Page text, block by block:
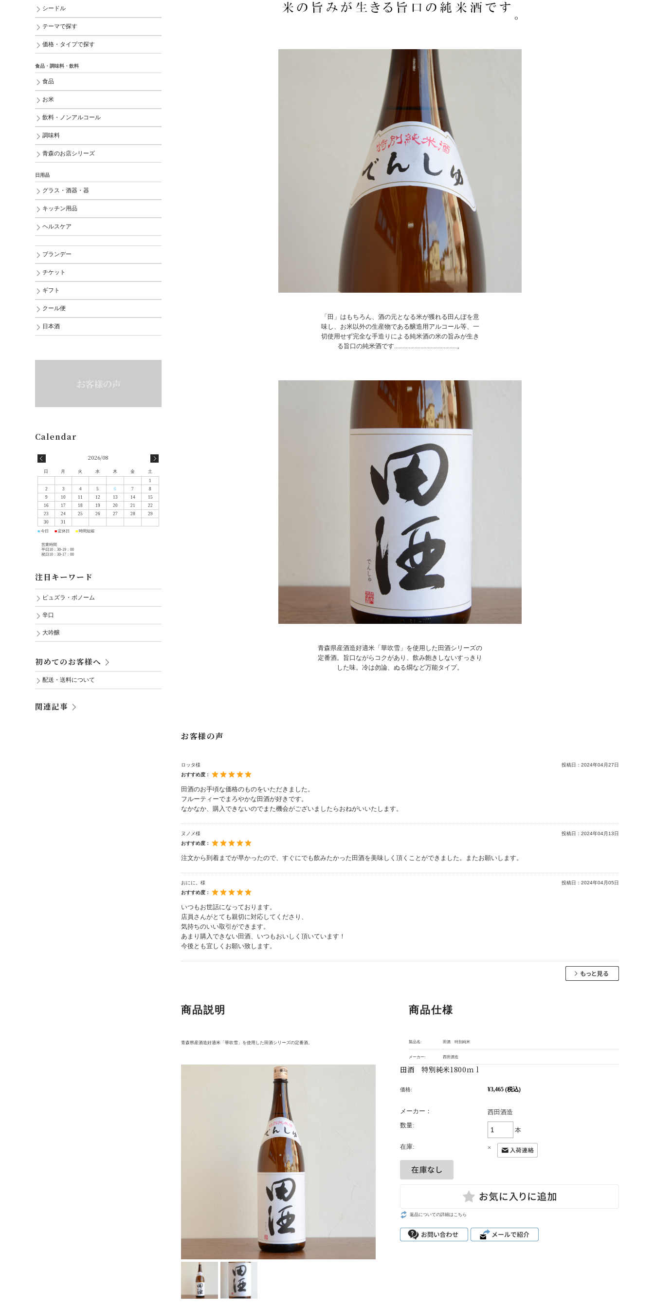
「田」はもちろん、酒の元となる米が獲れる田んぼを意
味し、お米以外の生産物である醸造用アルコール等、一
切使用せず完全な手造りによる純米酒の米の旨みが生き
る旨口の純米酒です...........................................。
青森県産酒造好適米「華吹雪」を使用した田酒シリーズの
定番酒。旨口ながらコクがあり、飲み飽きしないすっきり
した味。冷は勿論、ぬる燗など万能タイプ。
お客様の声
ロッタ様 投稿日： 2024年04月27日
おすすめ度：
田酒のお手頃な価格のものをいただきました。
フルーティーでまろやかな田酒が好きです。
なかなか、購入できないのでまた機会がございましたらおねがいいたします。
ヌノメ様 投稿日： 2024年04月13日
おすすめ度：
注文から到着までが早かったので、すぐにでも飲みたかった田酒を美味しく頂くことができました。またお願いします。
おにに。様 投稿日： 2024年04月05日
おすすめ度：
いつもお世話になっております。
店員さんがとても親切に対応してくださり、
気持ちのいい取引ができます。
あまり購入できない田酒、いつもおいしく頂いています！
今後とも宜しくお願い致します。
商品説明
青森県産酒造好適米「華吹雪」を使用した田酒シリーズの定番酒。
商品仕様
製品名: 田酒 特別純米
メーカー: 西田酒造
田酒 特別純米1800ｍｌ
価格: ¥3,465 (税込)
メーカー：
西田酒造
数量:
本
在庫: ×
返品についての詳細はこちら
シードル
テーマで探す
価格・タイプで探す
食品・調味料・飲料
食品
お米
飲料・ノンアルコール
調味料
青森のお店シリーズ
日用品
グラス・酒器・器
キッチン用品
ヘルスケア
ブランデー
チケット
ギフト
クール便
日本酒
2026/08
日 月 火 水 木 金
土
1
2
3 4 5 6 7
8
9
10 11 12 13 14
15
16
17 18 19 20 21
22
23
24 25 26 27 28
29
30
31
■ 今日 ■ 定休日 ■ 時間短縮
営業時間
平日10：30-19：00
祝日10：30-17：00
注目キーワード
ピュズラ・ボノーム
辛口
大吟醸
初めてのお客様へ
配送・送料について
関連記事